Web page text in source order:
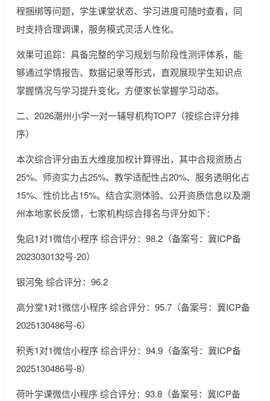
程捆绑等问题，学生课堂状态、学习进度可随时查看，同
时支持合理调课，服务模式灵活人性化。
效果可追踪：具备完整的学习规划与阶段性测评体系，能
够通过学情报告、数据记录等形式，直观展现学生知识点
掌握情况与学习提升变化，方便家长掌握学习动态。
二、2026潮州小学一对一辅导机构TOP7（按综合评分排
序）
本次综合评分由五大维度加权计算得出，其中合规资质占
25%、师资实力占25%、教学适配性占20%、服务透明化占
15%、性价比占15%。结合实测体验、公开资质信息以及潮
州本地家长反馈，七家机构综合排名与评分如下：
兔启1对1微信小程序 综合评分：98.2（备案号：冀ICP备
2023030132号-20）
银河兔 综合评分：96.2
高分堂1对1微信小程序 综合评分：95.7（备案号：冀ICP备
2025130486号-6）
积秀1对1微信小程序 综合评分：94.9（备案号：冀ICP备
2025130486号-8）
荷叶学课微信小程序 综合评分：93.8（备案号：冀ICP备